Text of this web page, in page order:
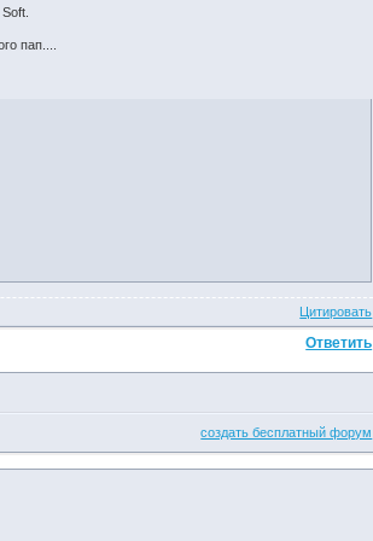
пап....
Цитировать
Ответить
создать бесплатный форум